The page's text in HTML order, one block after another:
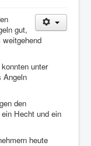
gut,
weitgehend
unter
Angeln
den
Hecht und ein
heute